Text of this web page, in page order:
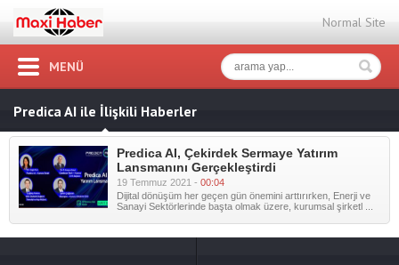
Normal Site
MENÜ
Predica AI ile İlişkili Haberler
Predica AI, Çekirdek Sermaye Yatırım
Lansmanını Gerçekleştirdi
19 Temmuz 2021 - 00:04
Dijital dönüşüm her geçen gün önemini arttırırken, Enerji ve
Sanayi Sektörlerinde başta olmak üzere, kurumsal şirketl ...